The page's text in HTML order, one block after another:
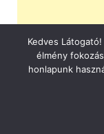
Kedves
élmény
honlapunk